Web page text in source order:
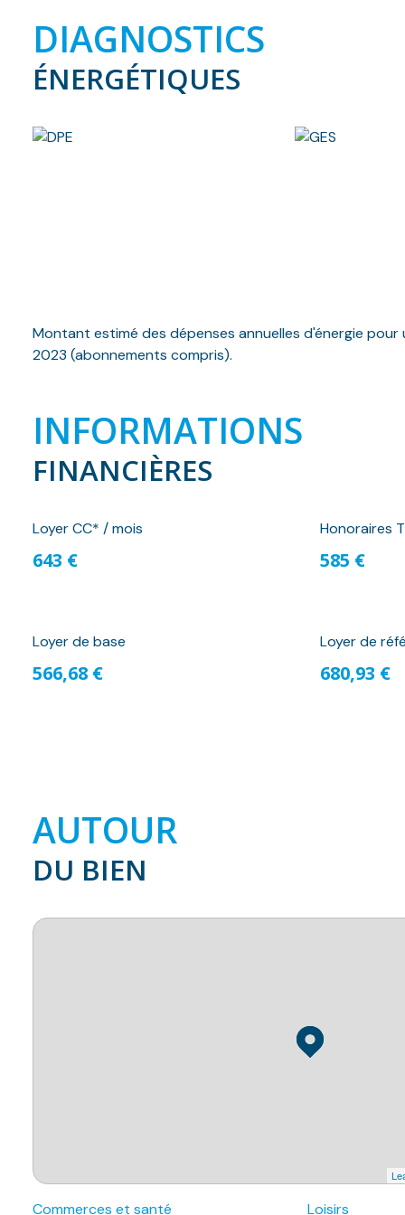
DIAGNOSTICS
ÉNERGÉTIQUES
Montant estimé des dépenses annuelles d'énergie
2023 (abonnements compris).
INFORMATIONS
FINANCIÈRES
Loyer CC* / mois
643 €
Honoraires
585 €
Loyer de base
566,68 €
Loyer de
680,93 €
AUTOUR
DU BIEN
Commerces et santé Loisirs